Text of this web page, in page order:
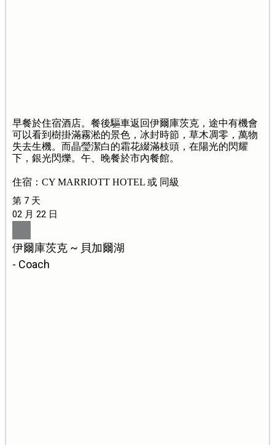
早餐於住宿酒店。餐後驅車返回伊爾庫茨克，途中有機會
可以看到樹掛滿霧淞的景色，冰封時節，草木凋零，萬物
失去生機。而晶瑩潔白的霜花綴滿枝頭，在陽光的閃耀
下，銀光閃爍。午、晚餐於市內餐館。
住宿：CY MARRIOTT HOTEL 或 同級
第 7 天
02 月 22 日
伊爾庫茨克 ~ 貝加爾湖
- Coach